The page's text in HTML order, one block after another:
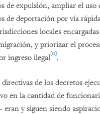
de expulsión, ampliar el uso
de deportación por vía
locales
y priorizar el
ingreso ilegal[12].
directivas de los decretos
en la cantidad de
y siguen siendo